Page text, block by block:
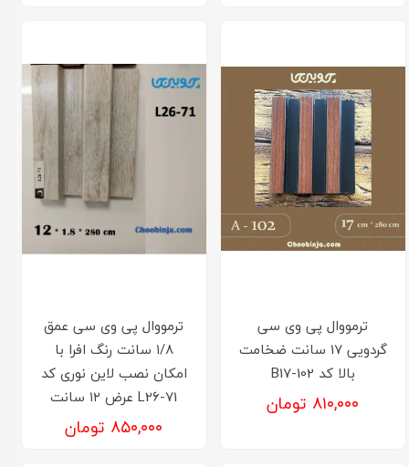
ترمووال پی وی سی
گردویی 17 سانت ضخامت
بالا کد B17-102
۸۱۰,۰۰۰ تومان
ترمووال پی وی سی عمق
۱/۸ سانت رنگ افرا با
امکان نصب لاین نوری کد
L26-71 عرض ۱۲ سانت
۸۵۰,۰۰۰ تومان